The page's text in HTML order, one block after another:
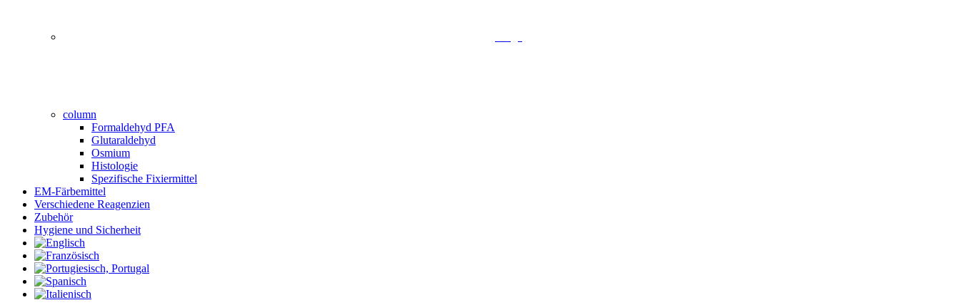
column
Formaldehyd PFA
Glutaraldehyd
Osmium
Histologie
Spezifische Fixiermittel
EM-Färbemittel
Verschiedene Reagenzien
Zubehör
Hygiene und Sicherheit